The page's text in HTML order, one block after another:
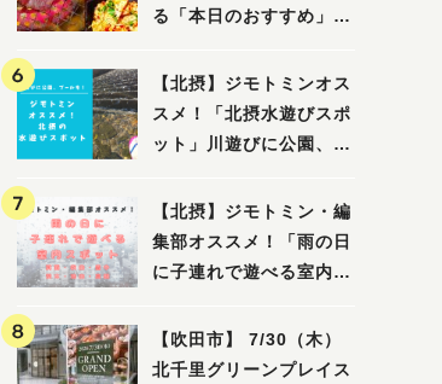
る「本日のおすすめ」で
【北摂】ジモトミンオス
スメ！「北摂水遊びスポ
ット」川遊びに公園、プ
吹田・茨木・高槻）
【北摂】ジモトミン・編
集部オススメ！「雨の日
に子連れで遊べる室内ス
箕面・吹田・豊中・茨
木・池田）
【吹田市】 7/30（木）
北千里グリーンプレイス